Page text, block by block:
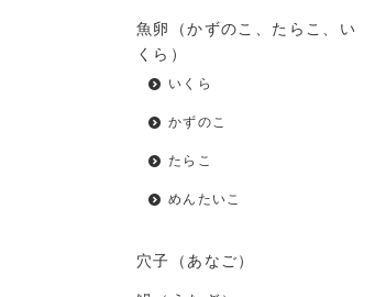
魚卵（かずのこ、たらこ、い
くら）
いくら
かずのこ
たらこ
めんたいこ
穴子（あなご）